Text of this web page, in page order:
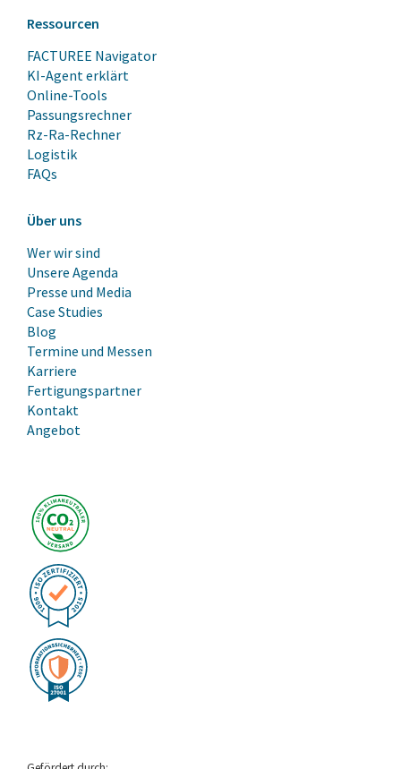
Ressourcen
FACTUREE Navigator
KI-Agent erklärt
Online-Tools
Passungsrechner
Rz-Ra-Rechner
Logistik
FAQs
Über uns
Wer wir sind
Unsere Agenda
Presse und Media
Case Studies
Blog
Termine und Messen
Karriere
Fertigungspartner
Kontakt
Angebot